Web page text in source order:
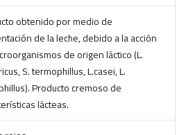
obtenido por medio de
de la leche, debido a la acción
de origen láctico (L.
S. termophillus, L.casei, L.
Producto cremoso de
lácteas.